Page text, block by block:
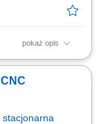
pokaż opis
parametrów
stacjonarna